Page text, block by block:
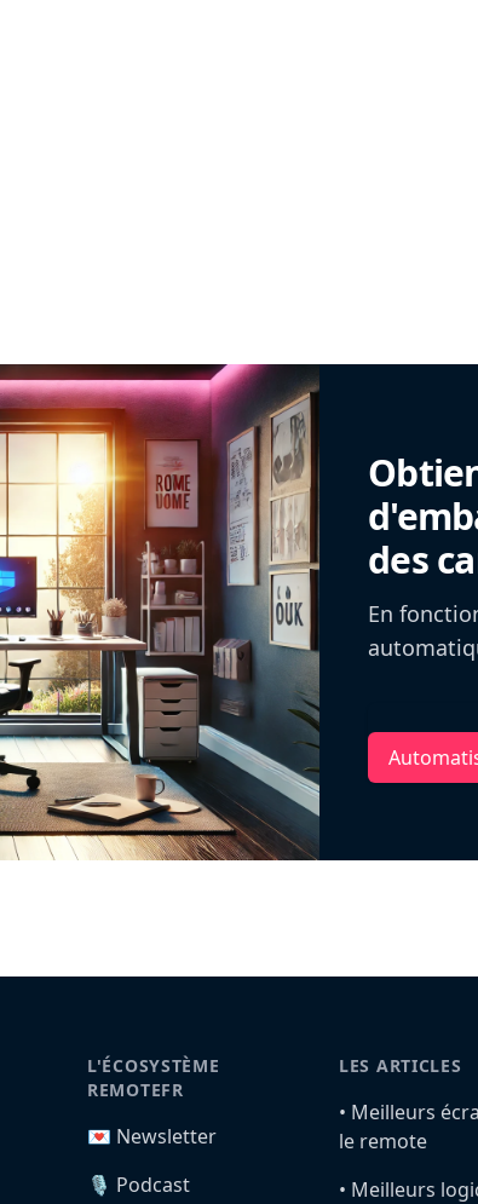
des
En
L'ÉCOSYSTÈME
REMOTEFR
💌 Newsletter
🎙️ Podcast
LES ARTICLES
•️ Meilleurs
le remote
•️ Meilleurs